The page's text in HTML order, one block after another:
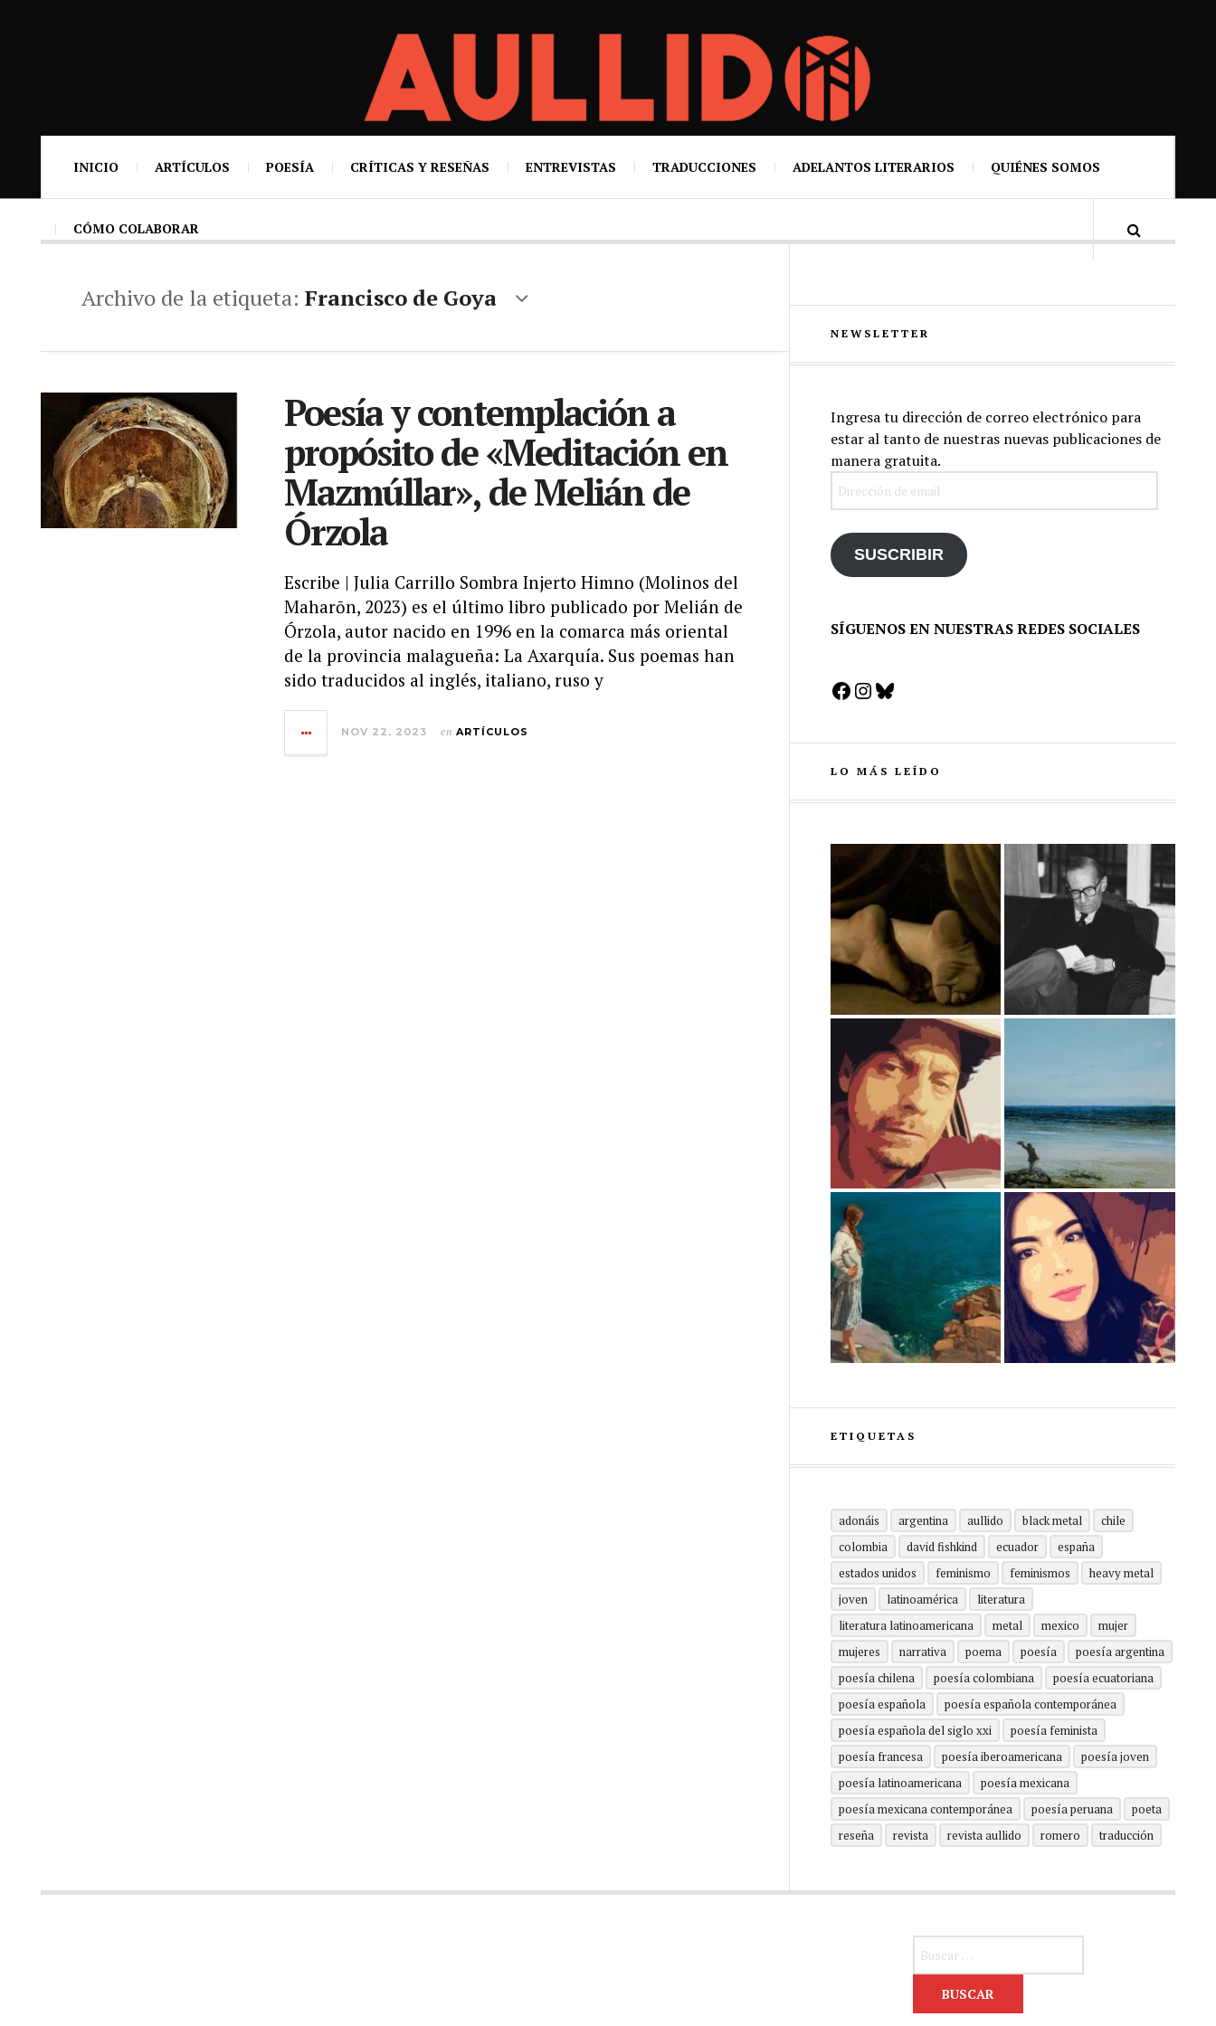
INICIO ARTÍCULOS POESÍA CRÍTICAS Y RESEÑAS ENTREVISTAS TRADUCCIONES ADELANTOS LITERARIOS QUIÉNES SOMOS
CÓMO COLABORAR
Archivo de la etiqueta: Francisco de Goya
Poesía y contemplación a
propósito de «Meditación en
Mazmúllar», de Melián de
Órzola
Escribe | Julia Carrillo Sombra Injerto Himno (Molinos del
Maharōn, 2023) es el último libro publicado por Melián de
Órzola, autor nacido en 1996 en la comarca más oriental
de la provincia malagueña: La Axarquía. Sus poemas han
sido traducidos al inglés, italiano, ruso y
NOV 22, 2023 en ARTÍCULOS
NEWSLETTER
Ingresa tu dirección de correo electrónico para
estar al tanto de nuestras nuevas publicaciones de
manera gratuita.
SUSCRIBIR
SÍGUENOS EN NUESTRAS REDES SOCIALES
Facebook
Instagram
Bluesky
LO MÁS LEÍDO
ETIQUETAS
adonáis argentina aullido black metal
chile
colombia
david fishkind ecuador
españa
estados unidos
feminismo feminismos
heavy metal
joven
latinoamérica
literatura
literatura latinoamericana
metal mexico
mujer
mujeres
narrativa poema poesía
poesía argentina
poesía chilena
poesía colombiana
poesía ecuatoriana
poesía española
poesía española contemporánea
poesía española del siglo xxi
poesía feminista
poesía francesa
poesía iberoamericana
poesía joven
poesía latinoamericana
poesía mexicana
poesía mexicana contemporánea
poesía peruana
poeta
reseña
revista revista aullido romero traducción